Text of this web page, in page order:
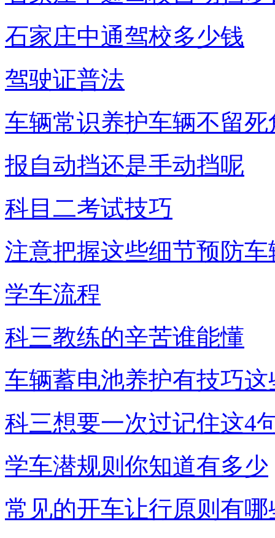
石家庄中通驾校多少钱
驾驶证普法
车辆常识养护车辆不留死
报自动挡还是手动挡呢
科目二考试技巧
注意把握这些细节预防车
学车流程
科三教练的辛苦谁能懂
车辆蓄电池养护有技巧这
科三想要一次过记住这4
学车潜规则你知道有多少
常见的开车让行原则有哪